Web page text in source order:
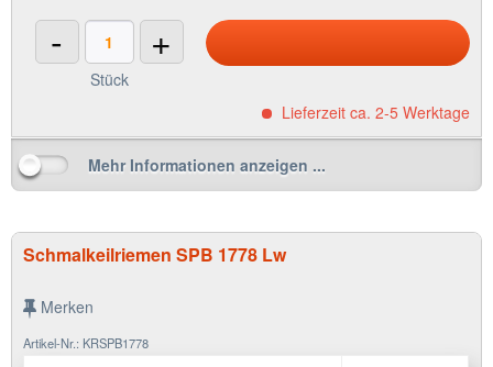
- +
Stück
Lieferzeit ca. 2-5 Werktage
Mehr Informationen anzeigen ...
Schmalkeilriemen SPB 1778 Lw
Merken
Artikel-Nr.: KRSPB1778